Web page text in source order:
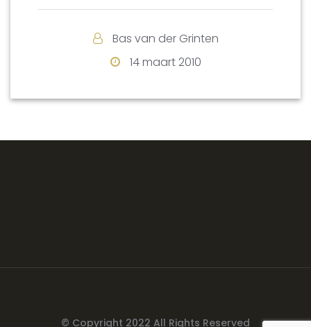
Bas van der Grinten
14 maart 2010
© Copyright 2022 All Rights Reserved